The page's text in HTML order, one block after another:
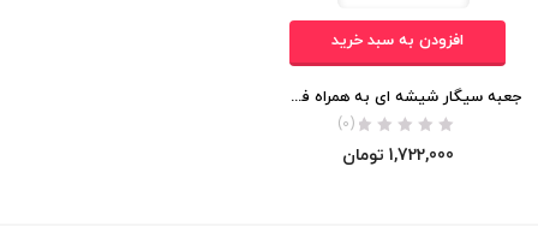
افزودن به سبد خرید
جعبه سیگار شیشه ای به همراه فندک برقی (مناسب برای سیگارهای رگولار)
(0)
1,722,000 تومان